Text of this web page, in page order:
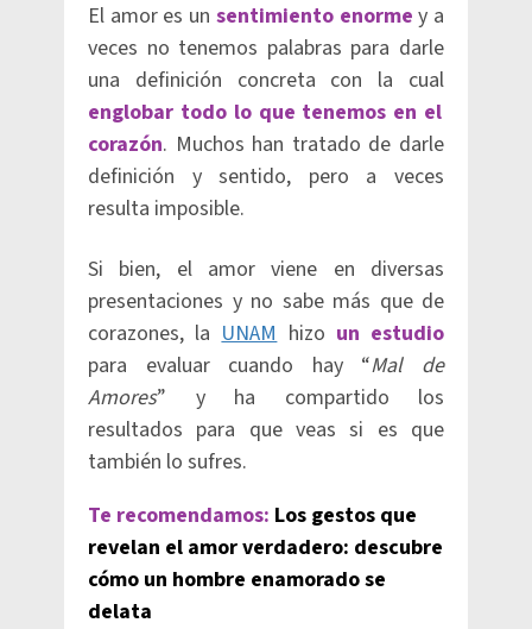
El amor es un sentimiento enorme y a
veces no tenemos palabras para darle
una definición concreta con la cual
englobar todo lo que tenemos en el
corazón. Muchos han tratado de darle
definición y sentido, pero a veces
resulta imposible.
Si bien, el amor viene en diversas
presentaciones y no sabe más que de
corazones, laUNAMhizo un estudio
para evaluar cuando hay “Mal de
Amores” y ha compartido los
resultados para que veas si es que
también lo sufres.
Te recomendamos: Los gestos que
revelan el amor verdadero: descubre
cómo un hombre enamorado se
delata